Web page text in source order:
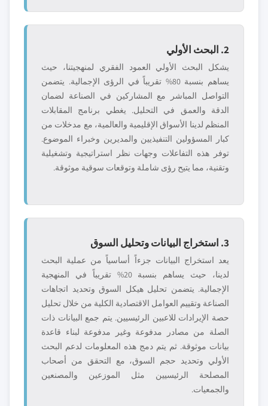
2. البحث الأولي
يشكل البحث الأولي العمود الفقري لمنهجيتنا، حيث
يساهم بنسبة 80% تقريباً في الرؤى الإجمالية. يتضمن
التواصل المباشر مع المشاركين في الصناعة لضمان
الدقة والعمق في التحليل. يغطي برنامج المقابلات
المنظم لدينا الأسواق الإقليمية والعالمية، مع مدخلات من
كبار المسؤولين التنفيذيين والمديرين وخبراء الموضوع.
توفر هذه التفاعلات وجهات نظر استراتيجية وتشغيلية
وتقنية، مما يتيح رؤى شاملة وتوقعات سوقية موثوقة.
3. استخراج البيانات وتحليل السوق
يعد استخراج البيانات جزءاً أساسياً من عملية البحث
لدينا، حيث يساهم بنسبة 20% تقريباً في المنهجية
الإجمالية. يتضمن تحليل هيكل السوق وتحديد اتجاهات
الصناعة وتقييم العوامل الاقتصادية الكلية من خلال تحليل
حصة الإيرادات للاعبين الرئيسيين. يتم جمع البيانات ذات
الصلة من مصادر مدفوعة وغير مدفوعة لبناء قاعدة
بيانات موثوقة. ثم يتم دمج هذه المعلومات لدعم البحث
الأولي وتحديد حجم السوق، مع التحقق من أصحاب
المصلحة الرئيسيين مثل الموزعين والمصنعين
والجمعيات.